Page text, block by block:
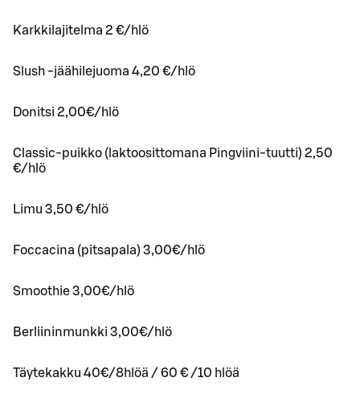
Karkkilajitelma 2 €/hlö
Slush -jäähilejuoma 4,20 €/hlö
Donitsi 2,00€/hlö
Classic-puikko (laktoosittomana Pingviini-tuutti) 2,50
€/hlö
Limu 3,50 €/hlö
Foccacina (pitsapala) 3,00€/hlö
Smoothie 3,00€/hlö
Berliininmunkki 3,00€/hlö
Täytekakku 40€/8hlöä / 60 € /10 hlöä